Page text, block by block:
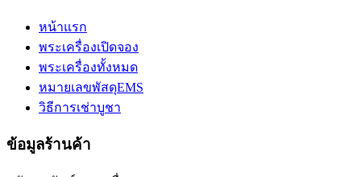
หน้าแรก
พระเครื่องเปิดจอง
พระเครื่องทั้งหมด
หมายเลขพัสดุEMS
วิธีการเช่าบูชา
ข้อมูลร้านค้า